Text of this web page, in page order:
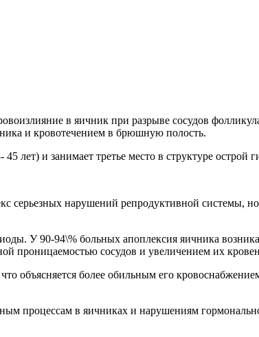
в яичник при разрыве сосудов
и кровотечением в брюшную полость.
лет) и занимает третье место в структуре острой
серьезных нарушений репродуктивной системы,
У 90-94\% больных апоплексия яичника
проницаемостью сосудов и увеличением их
объясняется более обильным его
процессам в яичниках и нарушениям